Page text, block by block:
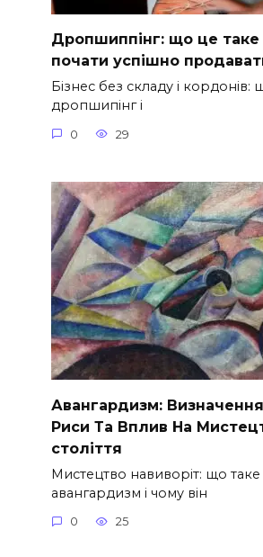
Дропшиппінг: що це таке
почати успішно
Бізнес без складу і кордонів:
дропшипінг і
0 29
Авангардизм:
Риси Та Вплив На
століття
Мистецтво навиворіт: що таке
авангардизм і чому він
0 25